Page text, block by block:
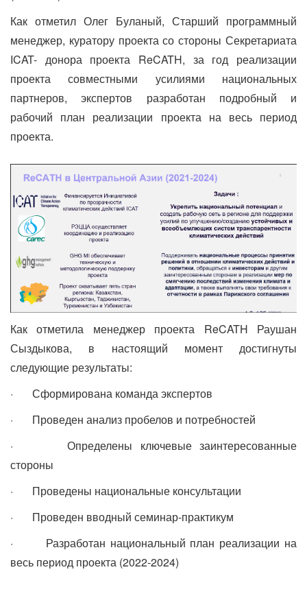
Как отметил Олег Буланый, Старший программный
менеджер, куратору проекта со стороны Секретариата
ICAT- донора проекта ReCATH, за год реализации
проекта совместными усилиями национальных
партнеров, экспертов разработан подробный и
рабочий план реализации проекта на весь период
проекта.
Как отметила менеджер проекта ReCATH Раушан
Сыздыкова, в настоящий момент достигнуты
следующие результаты:
· Сформирована команда экспертов
· Проведен анализ пробелов и потребностей
· Определены ключевые заинтересованные
стороны
· Проведены национальные консультации
· Проведен вводный семинар-практикум
· Разработан национальный план реализации на
весь период проекта (2022-2024)